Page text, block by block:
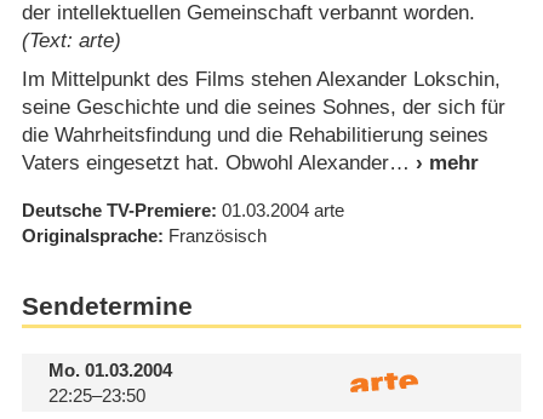
der intellektuellen Gemeinschaft verbannt worden.
(Text: arte)
Im Mittelpunkt des Films stehen Alexander Lokschin,
seine Geschichte und die seines Sohnes, der sich für
die Wahrheitsfindung und die Rehabilitierung seines
Vaters eingesetzt hat. Obwohl Alexander
Deutsche TV-Premiere 01.03.2004 arte
Originalsprache Französisch
Sendetermine
Mo.01.03.2004
22:25–23:50